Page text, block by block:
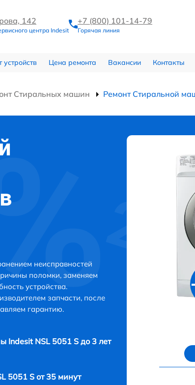
142
центра Indesit
+7 (800) 101-14-79
Горячая линия
устройств Цена ремонта Вакансии Контакты
Стиральных машин Ремонт Стиральной
неисправностей
поломки, заменяем
устройства.
запчасти, после
гарантию.
Indesit NSL 5051 S до 3 лет
5051 S от 35 минут